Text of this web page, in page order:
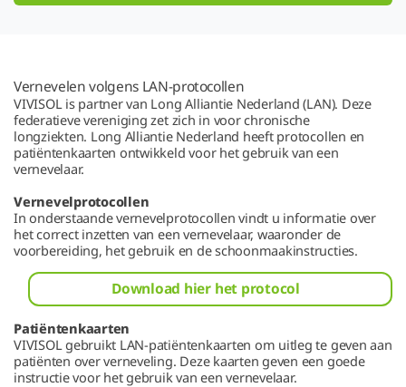
Vernevelen volgens LAN-protocollen
VIVISOL is partner van Long Alliantie Nederland (LAN). Deze
federatieve vereniging zet zich in voor chronische
longziekten. Long Alliantie Nederland heeft protocollen en
patiëntenkaarten ontwikkeld voor het gebruik van een
vernevelaar.
Vernevelprotocollen
In onderstaande vernevelprotocollen vindt u informatie over
het correct inzetten van een vernevelaar, waaronder de
voorbereiding, het gebruik en de schoonmaakinstructies.
Download hier het protocol
Patiëntenkaarten
VIVISOL gebruikt LAN-patiëntenkaarten om uitleg te geven aan
patiënten over verneveling. Deze kaarten geven een goede
instructie voor het gebruik van een vernevelaar.